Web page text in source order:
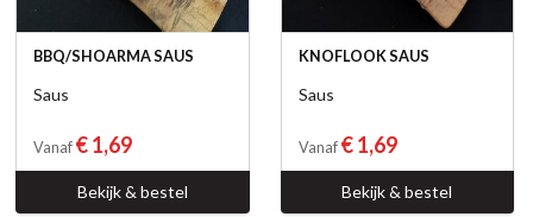
BBQ/SHOARMA SAUS
Saus
Vanaf € 1,69
Bekijk & bestel
KNOFLOOK SAUS
Saus
Vanaf € 1,69
Bekijk & bestel